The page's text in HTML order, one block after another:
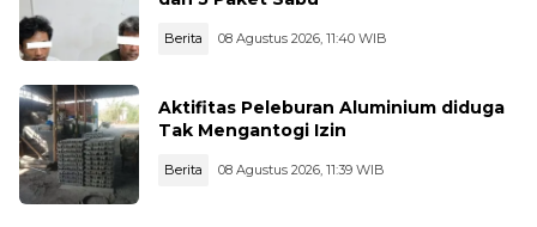
Berita 08 Agustus 2026, 11:40 WIB
Aktifitas Peleburan Aluminium diduga
Tak Mengantogi Izin
Berita 08 Agustus 2026, 11:39 WIB